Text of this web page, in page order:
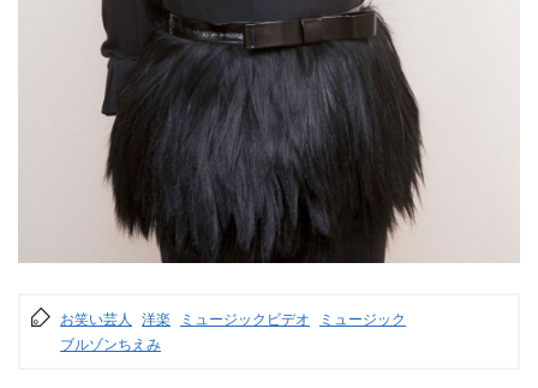
お笑い芸人 洋楽 ミュージックビデオ
ミュージック
ブルゾンちえみ